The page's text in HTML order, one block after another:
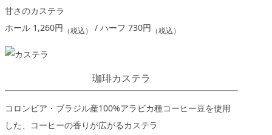
甘さのカステラ
ホール 1,260円 （税込） / ハーフ 730円 （税込）
珈琲カステラ
コロンビア・ブラジル産100%アラビカ種コーヒー豆を使用
した、コーヒーの香りが広がるカステラ